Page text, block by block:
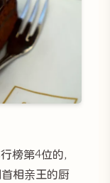
榜第4位的，
相亲王的厨